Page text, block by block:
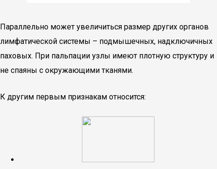
Параллельно может увеличиться размер других органов
лимфатической системы – подмышечных, надключичных
паховых. При пальпации узлы имеют плотную структуру и
не спаяны с окружающими тканями.
К другим первым признакам относится: